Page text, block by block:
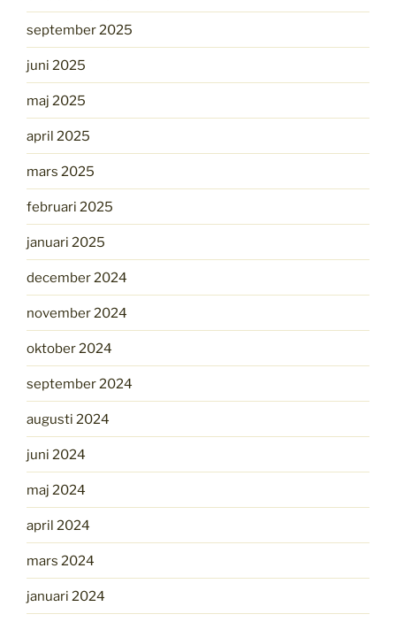
september 2025
juni 2025
maj 2025
april 2025
mars 2025
februari 2025
januari 2025
december 2024
november 2024
oktober 2024
september 2024
augusti 2024
juni 2024
maj 2024
april 2024
mars 2024
januari 2024